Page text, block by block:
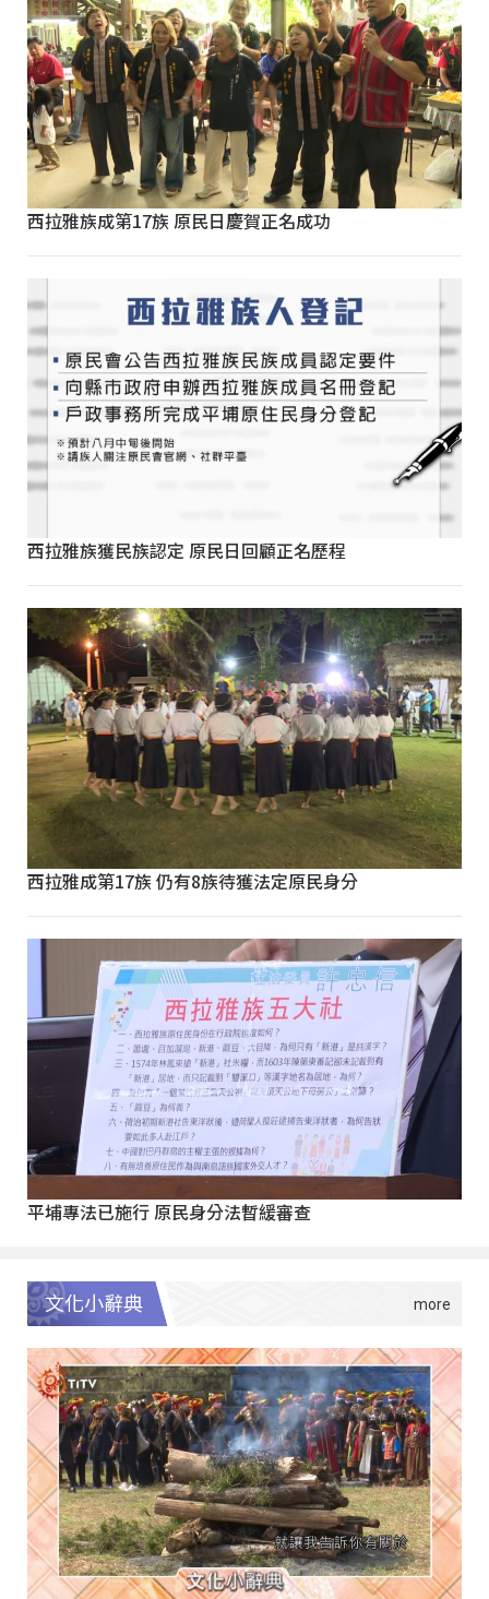
西拉雅族成第17族 原民日慶賀正名成功
西拉雅族獲民族認定 原民日回顧正名歷程
西拉雅成第17族 仍有8族待獲法定原民身分
平埔專法已施行 原民身分法暫緩審查
文化小辭典